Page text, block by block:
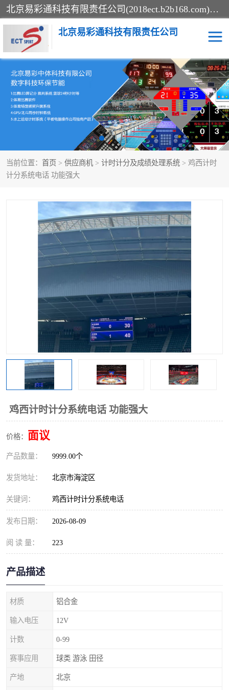
北京易彩通科技有限责任公司(2018ect.b2b168.com)主要提供陕西计时记分系统，全国统一热线：15611947915.北京易彩通科技有限责任公司有一支长期从事智能控制系统研发的高素质的队伍，具有嵌入式系统，视频系统、通信系统、网络系统，体育计时系统的知识和技能。强力打造体育比赛计时计分系统、智能升降旗系统、标准时钟系统、赛事编排及信息发布系统，为用户提供较新的，较廉价的，应用解决方案。
北京易彩通科技有限责任公司
当前位置： 首页 > 供应商机 > 计时计分及成绩处理系统 > 鸡西计时
计分系统电话 功能强大
鸡西计时计分系统电话 功能强大
价格： 面议
产品数量： 9999.00个
发货地址： 北京市海淀区
关键词： 鸡西计时计分系统电话
发布日期： 2026-08-09
阅 读 量： 223
产品描述
材质 铝合金
输入电压 12V
计数 0-99
赛事应用 球类 游泳 田径
产地 北京
记分系统 游泳计时系统
智能颁奖旗系统 GPS同步时钟系统
计时计分及成绩处理系统 计时记分系统
体育场馆影像采集回放系 游泳馆水下摄影采集救生